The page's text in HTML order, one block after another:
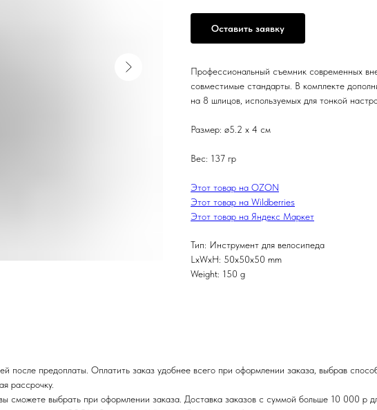
Оставить заявку
Профессиональный съемник современных
совместимые стандарты. В комплекте
на 8 шлицов, используемых для тонкой
Размер: ø5.2 x 4 см
Вес: 137 гр
Этот товар на OZON
Этот товар на Wildberries
Этот товар на Яндекс Маркет
Тип: Инструмент для велосипеда
LxWxH: 50x50x50 mm
Weight: 150 g
после предоплаты. Оплатить заказ удобнее всего при оформлении заказа, выбрав
рассрочку.
сможете выбрать при оформлении заказа. Доставка заказов с суммой больше 10 000 р